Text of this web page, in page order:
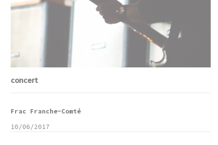
concert
Frac Franche-Comté
10/06/2017